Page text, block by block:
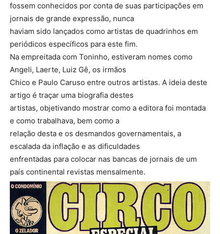
fossem conhecidos por conta de suas participações em
jornais de grande expressão, nunca
haviam sido lançados como artistas de quadrinhos em
periódicos específicos para este fim.
Na empreitada com Toninho, estiveram nomes como
Angeli, Laerte, Luiz Gê, os irmãos
Chico e Paulo Caruso entre outros artistas. A ideia deste
artigo é traçar uma biografia destes
artistas, objetivando mostrar como a editora foi montada
e como trabalhava, bem como a
relação desta e os desmandos governamentais, a
escalada da inflação e as dificuldades
enfrentadas para colocar nas bancas de jornais de um
país continental revistas mensalmente.